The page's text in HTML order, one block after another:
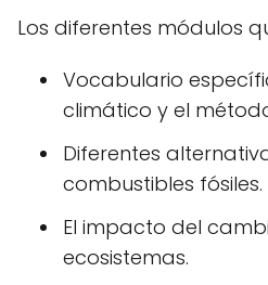
Los diferentes módulos
Vocabulario
climático y el
Diferentes
combustibles fósiles.
El impacto del
ecosistemas.